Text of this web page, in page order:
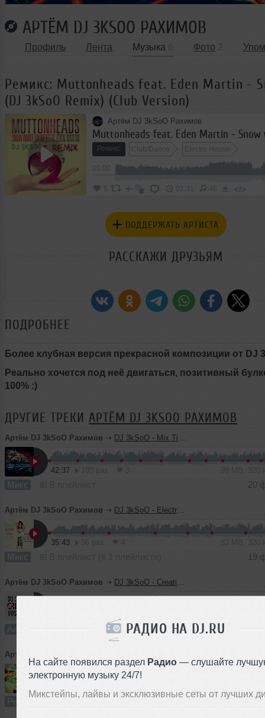
РАДИО НА DJ.RU
На сайте появился раздел Радио — слушайте
электронную музыку 24/7!
Микстейпы, лайвы и эксклюзивные сеты от лучших
АРТЁМ DJ 3KSOO РАХИМОВ
Профиль Лента Музыка Фото
Ремикс: Muttonheads feat. Eden Martin -
(DJ 3kSoO Remix) (Club Version)
Артём DJ 3kSoO Рахимов
Ремикс Club/Dance Electro House
5 02:31 46 </>
ПОДДЕРЖАТЬ АРТИСТА
РАССКАЖИ ДРУЗЬЯМ
ПОДРОБНЕЕ
Более клубная версия прекрасной композиции от DJ
Реально хочется под неё двигаться, позитивный
100% :)
ДРУГИЕ ТРЕКИ АРТЁМ DJ 3KSOO РАХИМОВ
Артём DJ 3kSoO Рахимов ➝ DJ 3kSoO - Mix Time vol.1 (2015)
42:37
Микс 20
Артём DJ 3kSoO Рахимов ➝ DJ 3kSoO - Electro House Time vol.1 (mix 2014)
35:43
Микс 19
Артём DJ 3kSoO Рахимов ➝ DJ 3kSoO - Creative (Original Version)
Авторский трек В плейлист
Артём DJ 3kSoO Рахимов
Ремикс В плейлист (в 1 плейлисте) 22